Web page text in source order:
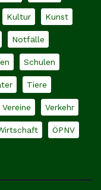
Kultur Kunst
Notfälle
Schulen
Tiere
Vereine Verkehr
ÖPNV